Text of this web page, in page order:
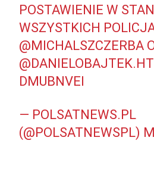
POSTAWIENIE W
WSZYSTKICH
@MICHALSZCZERBA
@DANIELOBAJTEK.
DMUBNVEI
— POLSATNEWS.PL
(@POLSATNEWSPL)